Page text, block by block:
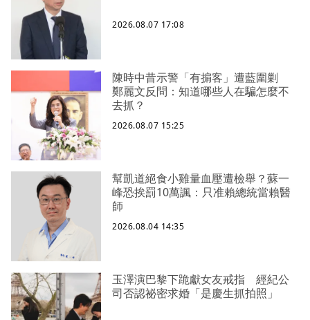
2026.08.07 17:08
陳時中昔示警「有掮客」遭藍圍剿
鄭麗文反問：知道哪些人在騙怎麼不
去抓？
2026.08.07 15:25
幫凱道絕食小雞量血壓遭檢舉？蘇一
峰恐挨罰10萬諷：只准賴總統當賴醫
師
2026.08.04 14:35
玉澤演巴黎下跪獻女友戒指 經紀公
司否認祕密求婚「是慶生抓拍照」